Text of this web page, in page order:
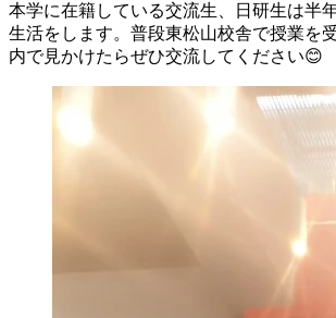
本学に在籍している交流生、日研生は半
生活をします。普段東松山校舎で授業を
内で見かけたらぜひ交流してください😊